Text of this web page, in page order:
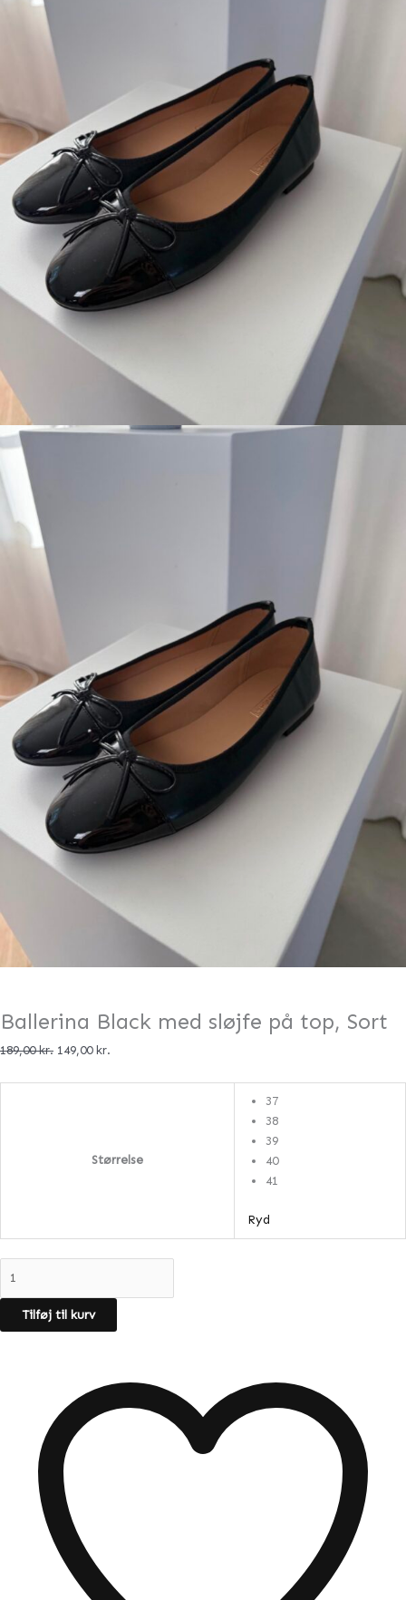
Ballerina Black med sløjfe på top, Sort
189,00kr. 149,00kr.
Størrelse
37
38
39
40
41
Ryd
Tilføj til kurv